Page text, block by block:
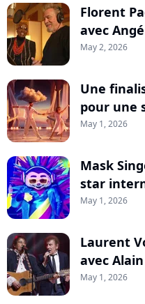
Florent
avec
May 2, 2026
Une
pour une
May 1, 2026
Mask
star
May 1, 2026
Laurent
avec
May 1, 2026